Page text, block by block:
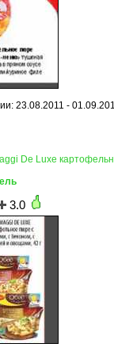
23.08.2011 -
De Luxe
3.0